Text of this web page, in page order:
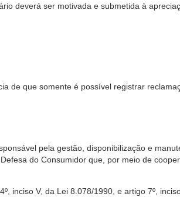
deverá ser motivada e submetida à
de que somente é possível registrar
pela gestão, disponibilização e
do Consumidor que, por meio de
inciso V, da Lei 8.078/1990, e artigo 7º,